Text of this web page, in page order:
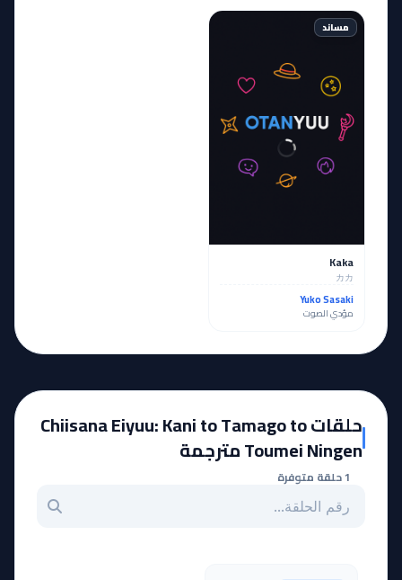
مساند
Kaka
カカ
Yuko Sasaki
مؤدي الصوت
حلقات Chiisana Eiyuu: Kani to Tamago to
Toumei Ningen مترجمة
1 حلقة متوفرة
بحث عن حلقة بالرقم